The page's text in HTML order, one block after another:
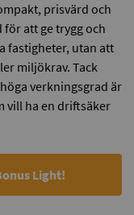
prisvärd och
att ge trygg och
fastigheter, utan att
miljökrav. Tack
verkningsgrad är
vill ha en driftsäker
Light!